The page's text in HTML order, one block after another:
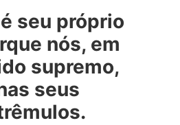
seu próprio
nós, em
supremo,
seus